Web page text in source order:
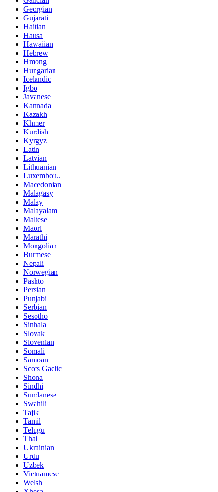
Georgian
Gujarati
Haitian
Hausa
Hawaiian
Hebrew
Hmong
Hungarian
Icelandic
Igbo
Javanese
Kannada
Kazakh
Khmer
Kurdish
Kyrgyz
Latin
Latvian
Lithuanian
Luxembou..
Macedonian
Malagasy
Malay
Malayalam
Maltese
Maori
Marathi
Mongolian
Burmese
Nepali
Norwegian
Pashto
Persian
Punjabi
Serbian
Sesotho
Sinhala
Slovak
Slovenian
Somali
Samoan
Scots Gaelic
Shona
Sindhi
Sundanese
Swahili
Tajik
Tamil
Telugu
Thai
Ukrainian
Urdu
Uzbek
Vietnamese
Welsh